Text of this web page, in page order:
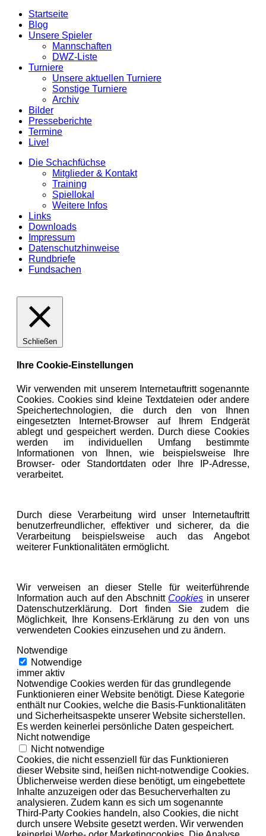
oben
scrollen
Startseite
Blog
Unsere Spieler
Mannschaften
DWZ-Liste
Turniere
Unsere aktuellen Turniere
Sonstige Turniere
Archiv
Bilder
Presseberichte
Termine
Live!
Die Schachfüchse
Mitglieder & Kontakt
Training
Spiellokal
Weitere Infos
Links
Downloads
Impressum
Datenschutzhinweise
Rundbriefe
Fundsachen
Schließen
Ihre Cookie-Einstellungen
Wir verwenden mit unserem Internetauftritt sogenannte
Cookies. Cookies sind kleine Textdateien oder andere
Speichertechnologien, die durch den von Ihnen
eingesetzten Internet-Browser auf Ihrem Endgerät
ablegt und gespeichert werden. Durch diese Cookies
werden im individuellen Umfang bestimmte
Informationen von Ihnen, wie beispielsweise Ihre
Browser- oder Standortdaten oder Ihre IP-Adresse,
verarbeitet.
Durch diese Verarbeitung wird unser Internetauftritt
benutzerfreundlicher, effektiver und sicherer, da die
Verarbeitung beispielsweise auch das Angebot
weiterer Funktionalitäten ermöglicht.
Wir verweisen an dieser Stelle für weiterführende
Information auch auf den Abschnitt Cookies in unserer
Datenschutzerklärung. Dort finden Sie zudem die
Möglichkeit, Ihre Konsens-Erklärung zu den von uns
verwendeten Cookies einzusehen und zu ändern.
Notwendige
Notwendige
immer aktiv
Notwendige Cookies werden für das grundlegende
Funktionieren einer Website benötigt. Diese Kategorie
enthält nur Cookies, welche die Basis-Funktionalitäten
und Sicherheitsaspekte unserer Website sicherstellen.
Es werden keinerlei persönliche Daten gespeichert.
Nicht notwendige
Nicht notwendige
Cookies, die nicht essenziell für das Funktionieren
dieser Website sind, heißen nicht-notwendige Cookies.
Üblicherweise werden diese benötigt, um eingebettete
Inhalte anzuzeigen oder das Besucherverhalten zu
analysieren. Zudem kann es sich um sogenannte
Third-Party Cookies handeln, also Cookies, die nicht
durch unsere Website gesetzt werden. Wir verwenden